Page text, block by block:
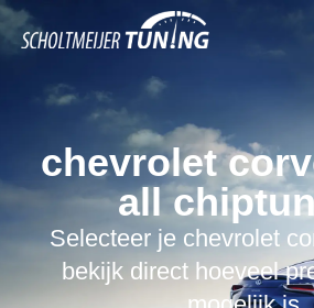
chevrolet
all
Selecteer je chevrolet
bekijk direct hoeveel